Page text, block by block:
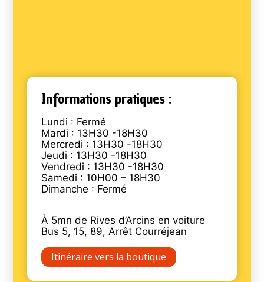
Informations pratiques :
Lundi : Fermé
Mardi : 13H30 -18H30
Mercredi : 13H30 -18H30
Jeudi : 13H30 -18H30
Vendredi : 13H30 -18H30
Samedi : 10H00 – 18H30
Dimanche : Fermé
À 5mn de Rives d’Arcins en voiture
Bus 5, 15, 89, Arrêt Courréjean
Itinéraire vers la boutique